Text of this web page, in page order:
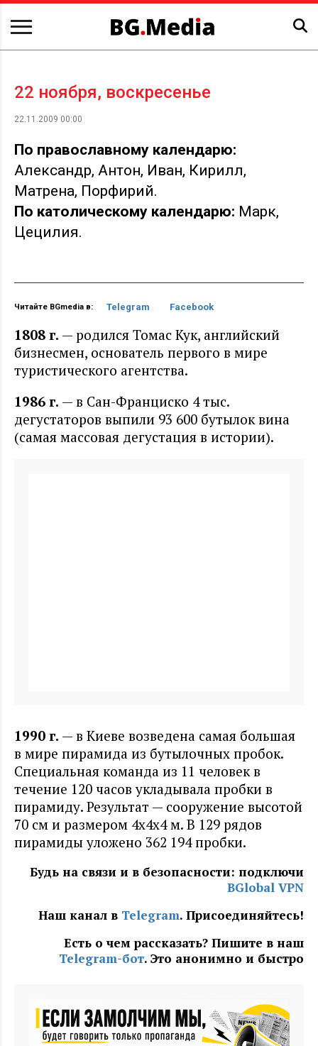
22 ноября, воскресенье
22.11.2009 00:00
По православному календарю:
Александр, Антон, Иван, Кирилл,
Матрена, Порфирий.
По католическому календарю: Марк,
Цецилия.
Читайте BGmedia в: Telegram Facebook
1808 г. — родился Томас Кук, английский
бизнесмен, основатель первого в мире
туристического агентства.
1986 г. — в Сан-Франциско 4 тыс.
дегустаторов выпили 93 600 бутылок вина
(самая массовая дегустация в истории).
1990 г. — в Киеве возведена самая большая
в мире пирамида из бутылочных пробок.
Специальная команда из 11 человек в
течение 120 часов укладывала пробки в
пирамиду. Результат — сооружение высотой
70 см и размером 4х4х4 м. В 129 рядов
пирамиды уложено 362 194 пробки.
Будь на связи и в безопасности: подключи
BGlobal VPN
Наш канал в Telegram. Присоединяйтесь!
Есть о чем рассказать? Пишите в наш
Telegram-бот. Это анонимно и быстро